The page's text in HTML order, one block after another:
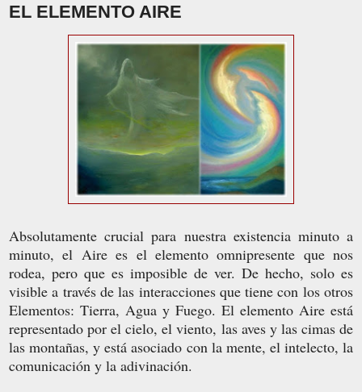
EL ELEMENTO AIRE
Absolutamente crucial para nuestra existencia minuto a
minuto, el Aire es el elemento omnipresente que nos
rodea, pero que es imposible de ver. De hecho, solo es
visible a través de las interacciones que tiene con los otros
Elementos: Tierra, Agua y Fuego. El elemento Aire está
representado por el cielo, el viento, las aves y las cimas de
las montañas, y está asociado con la mente, el intelecto, la
comunicación y la adivinación.